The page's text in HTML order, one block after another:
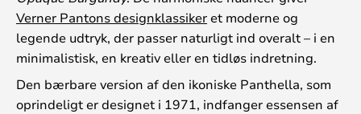
Verner Pantons designklassikeret moderne og
legende udtryk, der passer naturligt ind overalt – i en
minimalistisk, en kreativ eller en tidløs indretning.
Den bærbare version af den ikoniske Panthella, som
oprindeligt er designet i 1971, indfanger essensen af